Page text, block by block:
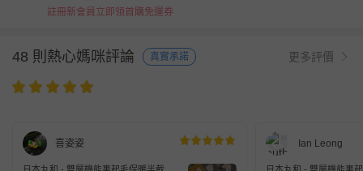
註冊新會員立即領首購免運券
48 則熱心媽咪評論 真實承諾 更多評價
喜姿姿 Ian Leong